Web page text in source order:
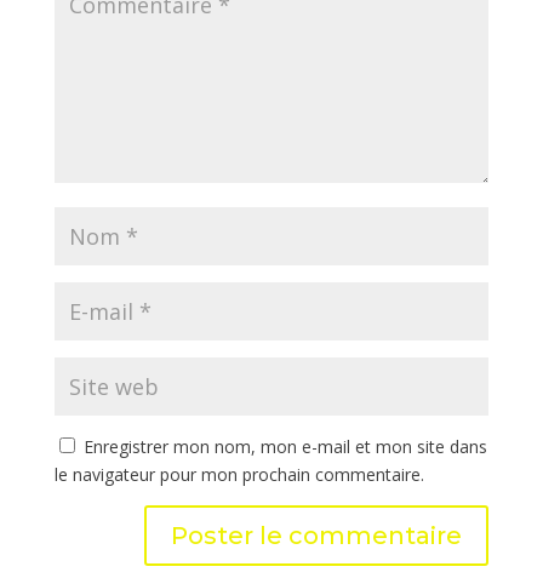
Enregistrer mon nom, mon e-mail et mon site dans
le navigateur pour mon prochain commentaire.